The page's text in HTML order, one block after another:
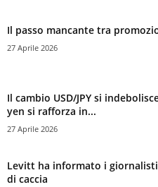
Il passo mancante tra
27 Aprile 2026
Il cambio USD/JPY si
yen si rafforza in...
27 Aprile 2026
Levitt ha informato i
di caccia